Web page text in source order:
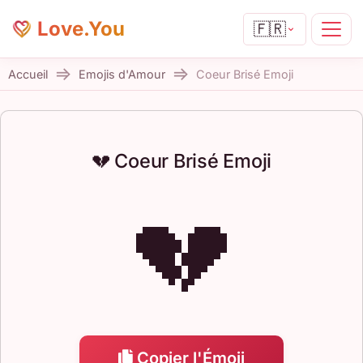
Love.You 🇫🇷
Accueil Emojis d'Amour Coeur Brisé Emoji
💔 Coeur Brisé Emoji
💔
Copier l'Émoji